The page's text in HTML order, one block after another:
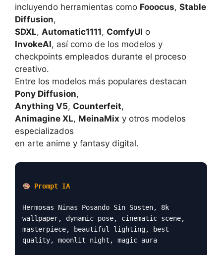
incluyendo herramientas como Fooocus, Stable
Diffusion,
SDXL, Automatic1111, ComfyUI o
InvokeAI, así como de los modelos y
checkpoints empleados durante el proceso
creativo.
Entre los modelos más populares destacan
Pony Diffusion,
Anything V5, Counterfeit,
Animagine XL, MeinaMix y otros modelos
especializados
en arte anime y fantasy digital.
Prompt IA
Hermosas Ninas Posando Sin Sosten, 8k
wallpaper, dynamic pose, cinematic scene,
masterpiece, beautiful lighting, best
quality, moonlit night, magic aura